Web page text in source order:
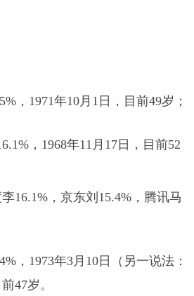
，1971年10月1日，目前49岁；
，1968年11月17日，目前52
，1973年3月10日（另一说法：
47岁。